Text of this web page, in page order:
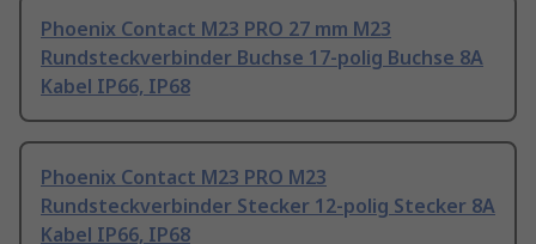
Phoenix Contact M23 PRO 27 mm M23
Rundsteckverbinder Buchse 17-polig Buchse 8A
Kabel IP66, IP68
Phoenix Contact M23 PRO M23
Rundsteckverbinder Stecker 12-polig Stecker 8A
Kabel IP66, IP68